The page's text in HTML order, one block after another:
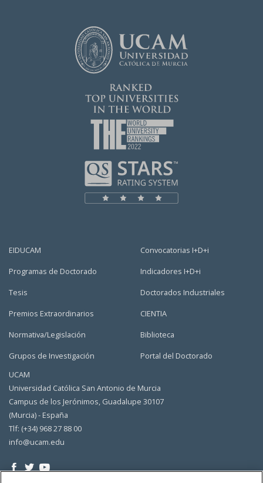
EIDUCAM
Programas de Doctorado
Tesis
Premios Extraordinarios
Normativa/Legislación
Grupos de Investigación
Convocatorias I+D+i
Indicadores I+D+i
Doctorados Industriales
CIENTIA
Biblioteca
Portal del Doctorado
UCAM
Universidad Católica San Antonio de Murcia
Campus de los Jerónimos, Guadalupe 30107
(Murcia) - España
Tlf: (+34) 968 27 88 00
info@ucam.edu